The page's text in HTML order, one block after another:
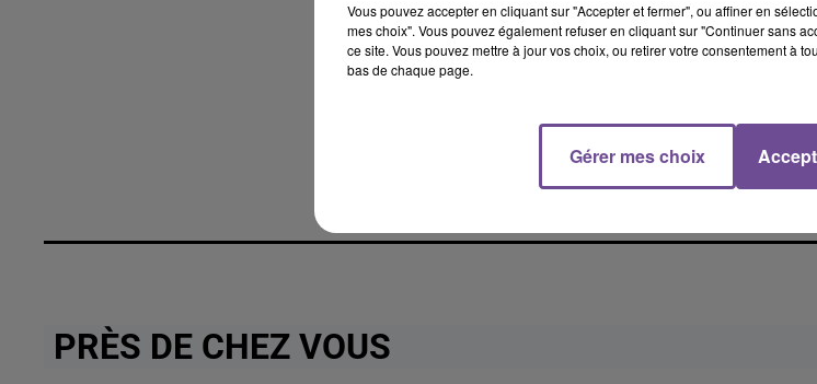
PRÈS DE CHEZ VOUS
Vous pouvez accepter en cliquant sur "Accepter et fermer", ou affiner en
mes choix". Vous pouvez également refuser en cliquant sur "Continuer sans
ce site. Vous pouvez mettre à jour vos choix, ou retirer votre consentement à
bas de chaque page.
Gérer mes choix